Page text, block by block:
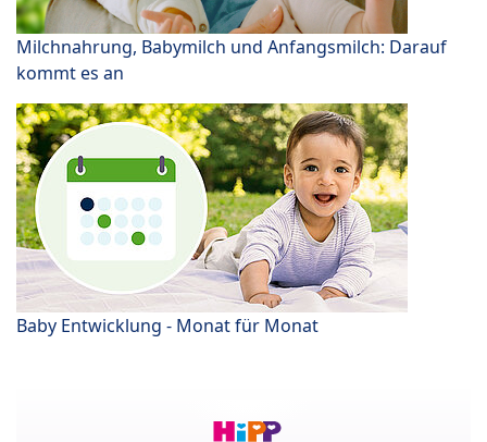
Milchnahrung, Babymilch und Anfangsmilch: Darauf
kommt es an
Baby Entwicklung - Monat für Monat